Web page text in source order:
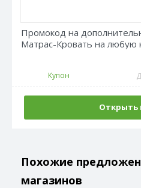
Промокод на
Матрас-Кровать на любую
Купон
Открыть
Похожие
магазинов